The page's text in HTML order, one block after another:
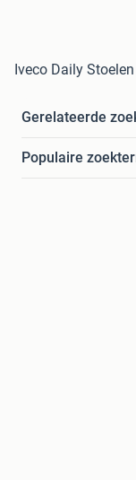
Iveco Daily
Gerelateerde
Populaire